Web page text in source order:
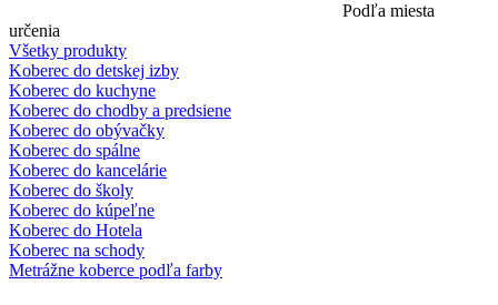
Podľa miesta
určenia
Všetky produkty
Koberec do detskej izby
Koberec do kuchyne
Koberec do chodby a predsiene
Koberec do obývačky
Koberec do spálne
Koberec do kancelárie
Koberec do školy
Koberec do kúpeľne
Koberec do Hotela
Koberec na schody
Metrážne koberce podľa farby